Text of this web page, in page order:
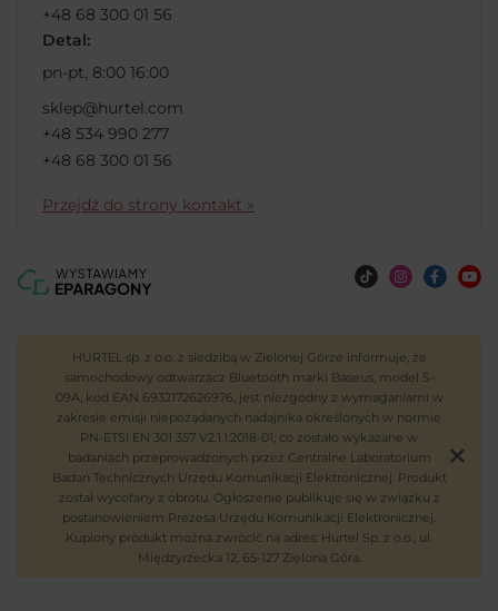
+48 68 300 01 56
Detal:
pn-pt, 8:00 16:00
sklep@hurtel.com
+48 534 990 277
+48 68 300 01 56
Przejdź do strony kontakt »
HURTEL sp. z o.o. z siedzibą w Zielonej Górze informuje, że
samochodowy odtwarzacz Bluetooth marki Baseus, model S-
09A, kod EAN 6932172626976, jest niezgodny z wymaganiami w
zakresie emisji niepożądanych nadajnika określonych w normie
PN-ETSI EN 301 357 V2.1.1:2018-01, co zostało wykazane w
badaniach przeprowadzonych przez Centralne Laboratorium
Badań Technicznych Urzędu Komunikacji Elektronicznej. Produkt
został wycofany z obrotu. Ogłoszenie publikuje się w związku z
postanowieniem Prezesa Urzędu Komunikacji Elektronicznej.
Kupiony produkt można zwrócić na adres: Hurtel Sp. z o.o., ul.
Międzyrzecka 12, 65-127 Zielona Góra.